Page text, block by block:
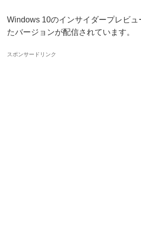
Windows 10のインサイダープレビュ
たバージョンが配信されています。
スポンサードリンク